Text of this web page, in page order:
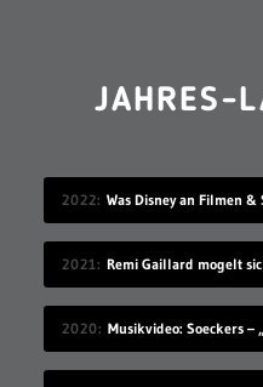
JAHRES-
2022
2021
2020 Musikvideo: Soeckers –